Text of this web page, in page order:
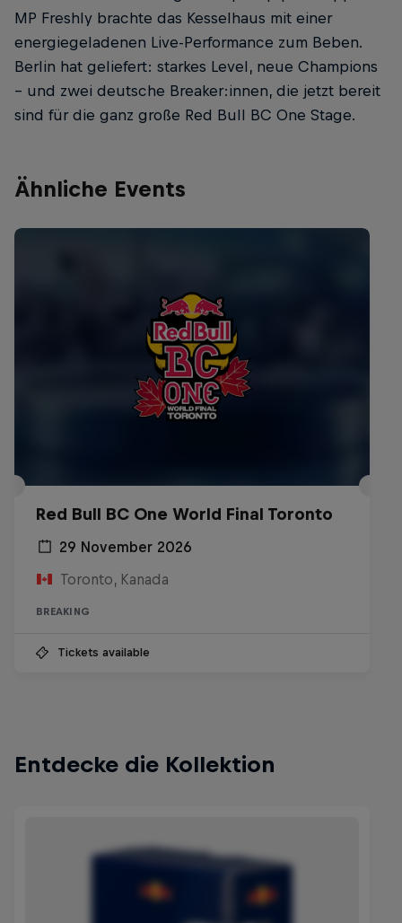
MP Freshly brachte das Kesselhaus mit einer
energiegeladenen Live-Performance zum Beben.
Berlin hat geliefert: starkes Level, neue Champions
– und zwei deutsche Breaker:innen, die jetzt bereit
sind für die ganz große Red Bull BC One Stage.
Ähnliche Events
Red Bull BC One World Final Toronto
29 November 2026
Toronto, Kanada
BREAKING
Tickets available
Entdecke die Kollektion